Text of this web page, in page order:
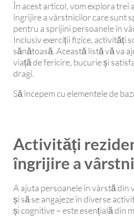
În acest articol, vom explora trei
îngrijire a vârstnicilor care sunt
pentru a sprijini persoanele în
Inclusiv exerciții fizice, activități
sănătoasă. Această listă vă va
viață de fericire, bucurie și
dragi.
Să începem cu elementele de
Activități
îngrijire a
A ajuta persoanele în vârstă din
și să se angajeze în diverse
și cognitive – este esențială din